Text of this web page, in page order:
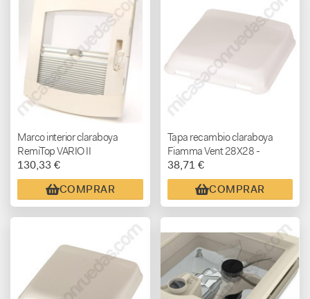
Marco interior claraboya
RemiTop VARIO II
130,33 €
COMPRAR
Tapa recambio claraboya
Fiamma Vent 28X28 -
BLANCA
38,71 €
COMPRAR